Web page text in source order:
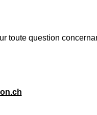
toute question